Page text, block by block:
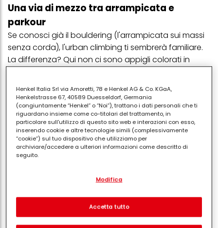
Una via di mezzo tra arrampicata e
parkour
Se conosci già il bouldering (l'arrampicata sui massi
senza corda), l'urban climbing ti sembrerà familiare.
La differenza? Qui non ci sono appigli colorati in
una forza pazzesca nelle dita, equilibrio e una
grande capacità di improvvisazione.
Il brivido della "street art" del movimento
Per me, questa disciplina è una forma di libertà pura.
Ti permette di riscoprire la tua città con occhi diversi.
climbers" vediamo una linea da scalare, un problema
Ma è legale?
Henkel Italia Srl via Amoretti, 78 e Henkel AG & Co. KGaA,
Henkelstrasse 67, 40589 Duesseldorf, Germania
(congiuntamente “Henkel” o “Noi”), trattano i dati personali che ti
riguardano insieme come co-titolari del trattamento, in
particolare sull'utilizzo di questo sito web e interazioni con esso,
inserendo cookie e altre tecnologie simili (complessivamente
“cookie”) sul tuo dispositivo che utilizziamo per
archiviare/accedere a ulteriori informazioni come descritto di
seguito.
separati o co-titolari come indicato nella nostra Informativa sulla
pixel, impronte digitali e tecnologie simili" utilizzeremo anche
cookie ed elaboreremo i dati relativi a te per
Modifica
Accetta tutto